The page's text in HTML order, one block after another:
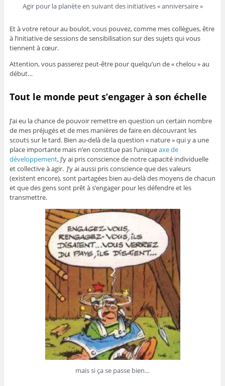
Agir pour la planète en suivant des initiatives « anniversaire »
Et à votre retour au boulot, vous pouvez, comme mes collègues, être
à l’initiative de sessions de sensibilisation sur des sujets qui vous
tiennent à cœur.
Attention, vous passerez peut-être pour quelqu’un de « chelou » au
début…
Tout le monde peut s’engager à son échelle
J’ai eu la chance de pouvoir remettre en question un certain nombre
de mes préjugés et de mes manières de faire en découvrant les
scouts sur le tard. Bien au-delà de la question « nature » qui y a une
place importante mais n’en constitue pas l’uniqueaxe de
développement, J’y ai pris conscience de notre capacité individuelle
et collective à agir. J’y ai aussi pris conscience que des valeurs
(existent encore), sont partagées bien au-delà des moyens de chacun
et que des gens sont prêt à s’engager pour les défendre et les
transmettre.
mais si ça se passe bien…